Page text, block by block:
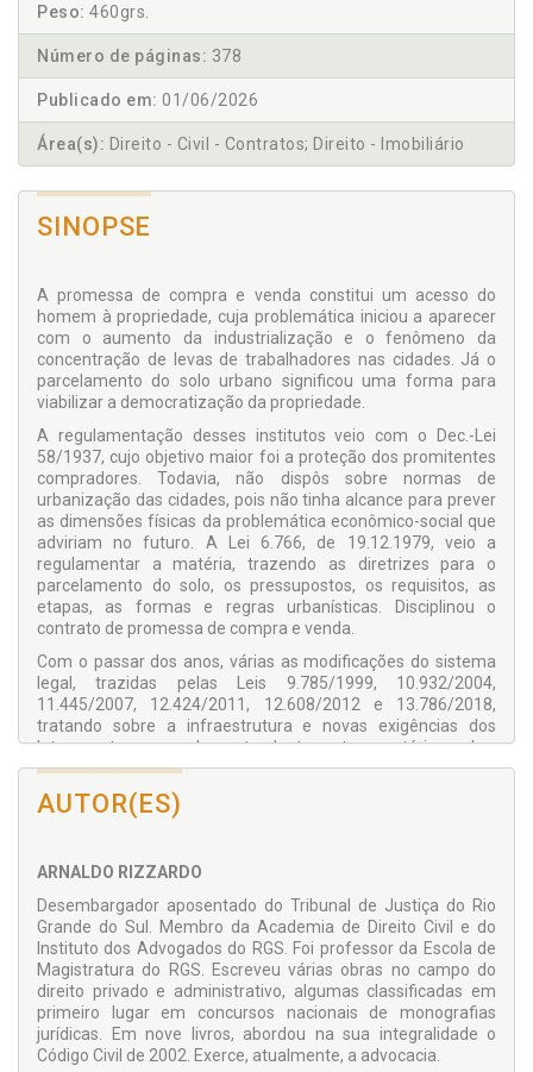
Peso: 460grs.
Número de páginas: 378
Publicado em: 01/06/2026
Área(s): Direito - Civil - Contratos; Direito - Imobiliário
SINOPSE
A promessa de compra e venda constitui um acesso do
homem à propriedade, cuja problemática iniciou a aparecer
com o aumento da industrialização e o fenômeno da
concentração de levas de trabalhadores nas cidades. Já o
parcelamento do solo urbano significou uma forma para
viabilizar a democratização da propriedade.
A regulamentação desses institutos veio com o Dec.-Lei
58/1937, cujo objetivo maior foi a proteção dos promitentes
compradores. Todavia, não dispôs sobre normas de
urbanização das cidades, pois não tinha alcance para prever
as dimensões físicas da problemática econômico-social que
adviriam no futuro. A Lei 6.766, de 19.12.1979, veio a
regulamentar a matéria, trazendo as diretrizes para o
parcelamento do solo, os pressupostos, os requisitos, as
etapas, as formas e regras urbanísticas. Disciplinou o
contrato de promessa de compra e venda.
Com o passar dos anos, várias as modificações do sistema
legal, trazidas pelas Leis 9.785/1999, 10.932/2004,
11.445/2007, 12.424/2011, 12.608/2012 e 13.786/2018,
tratando sobre a infraestrutura e novas exigências dos
loteamentos e parcelamento, dentre outras matérias, sobre
a resolução dos contratos e restituição de valores pagos.
A presente edição atualizou, além da legislação, as
manifestações da doutrina e dos pretórios.
AUTOR(ES)
ARNALDO RIZZARDO
Desembargador aposentado do Tribunal de Justiça do Rio
Grande do Sul. Membro da Academia de Direito Civil e do
Instituto dos Advogados do RGS. Foi professor da Escola de
Magistratura do RGS. Escreveu várias obras no campo do
direito privado e administrativo, algumas classificadas em
primeiro lugar em concursos nacionais de monografias
jurídicas. Em nove livros, abordou na sua integralidade o
Código Civil de 2002. Exerce, atualmente, a advocacia.